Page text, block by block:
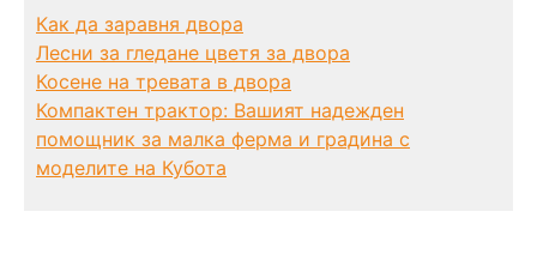
Как да заравня двора
Лесни за гледане цветя за двора
Косене на тревата в двора
Компактен трактор: Вашият надежден
помощник за малка ферма и градина с
моделите на Кубота